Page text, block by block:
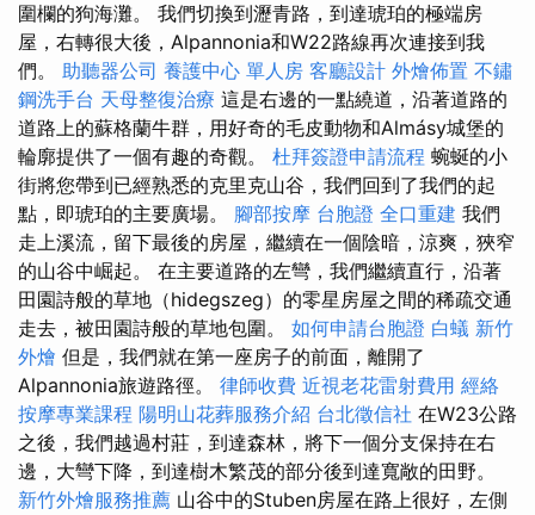
圍欄的狗海灘。 我們切換到瀝青路，到達琥珀的極端房
屋，右轉很大後，Alpannonia和W22路線再次連接到我
們。 助聽器公司 養護中心 單人房 客廳設計 外燴佈置 不鏽
鋼洗手台 天母整復治療 這是右邊的一點繞道，沿著道路的
道路上的蘇格蘭牛群，用好奇的毛皮動物和Almásy城堡的
輪廓提供了一個有趣的奇觀。 杜拜簽證申請流程 蜿蜒的小
街將您帶到已經熟悉的克里克山谷，我們回到了我們的起
點，即琥珀的主要廣場。 腳部按摩 台胞證 全口重建 我們
走上溪流，留下最後的房屋，繼續在一個陰暗，涼爽，狹窄
的山谷中崛起。 在主要道路的左彎，我們繼續直行，沿著
田園詩般的草地（hidegszeg）的零星房屋之間的稀疏交通
走去，被田園詩般的草地包圍。 如何申請台胞證 白蟻 新竹
外燴 但是，我們就在第一座房子的前面，離開了
Alpannonia旅遊路徑。 律師收費 近視老花雷射費用 經絡
按摩專業課程 陽明山花葬服務介紹 台北徵信社 在W23公路
之後，我們越過村莊，到達森林，將下一個分支保持在右
邊，大彎下降，到達樹木繁茂的部分後到達寬敞的田野。
新竹外燴服務推薦 山谷中的Stuben房屋在路上很好，左側